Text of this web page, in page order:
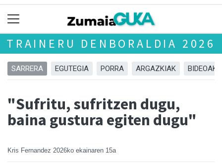
TRAINERU DENBORALDIA 2026
SARRERA EGUTEGIA PORRA ARGAZKIAK BIDEOAK
"Sufritu, sufritzen dugu,
baina gustura egiten dugu"
Kris Fernandez 2026ko ekainaren 15a